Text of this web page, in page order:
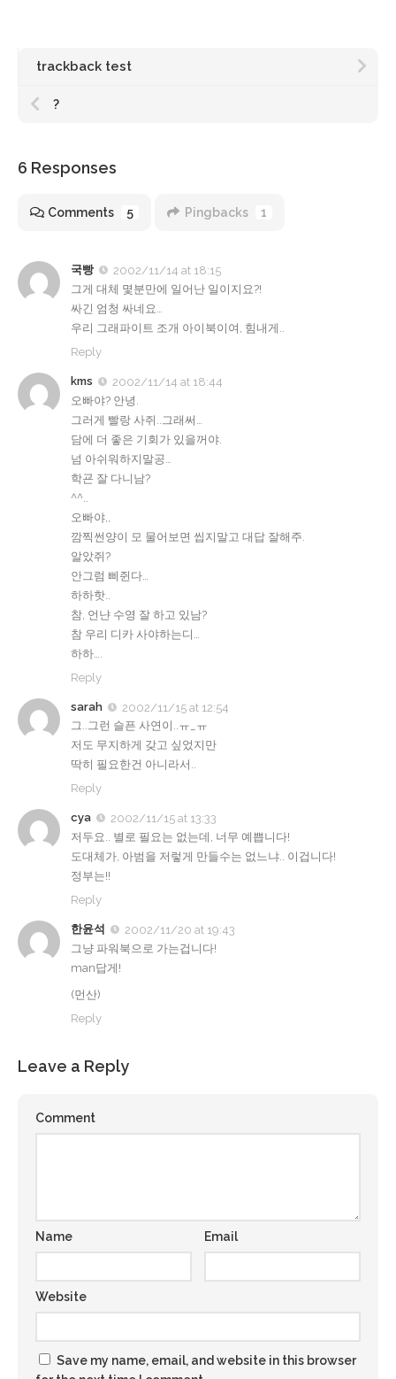
trackback test
?
6 Responses
Comments 5 Pingbacks 1
국빵
2002/11/14 at 18:15
그게 대체 몇분만에 일어난 일이지요?!
싸긴 엄청 싸네요…
우리 그래파이트 조개 아이북이여, 힘내게..
Reply
kms
2002/11/14 at 18:44
오빠야? 안녕.
그러게 빨랑 사쥐..그래써…
담에 더 좋은 기회가 있을꺼야.
넘 아쉬워하지말공…
학굔 잘 다니남?
^^..
오빠야,,
깜찍썬양이 모 물어보면 씹지말고 대답 잘해주.
알았쥐?
안그럼 삐쥔다…
하하핫..
참, 언냔 수영 잘 하고 있남?
참 우리 디카 사야하는디…
하하….
Reply
sarah
2002/11/15 at 12:54
그..그런 슬픈 사연이..ㅠ_ㅠ
저도 무지하게 갖고 싶었지만
딱히 필요한건 아니라서..
Reply
cya
2002/11/15 at 13:33
저두요.. 별로 필요는 없는데, 너무 예쁩니다!
도대체가, 아범을 저렇게 만들수는 없느냐.. 이겁니다!
정부는!!
Reply
한윤석
2002/11/20 at 19:43
그냥 파워북으로 가는겁니다!
man답게!
(먼산)
Reply
Leave a Reply
Comment
Name Email
Website
Save my name, email, and website in this browser